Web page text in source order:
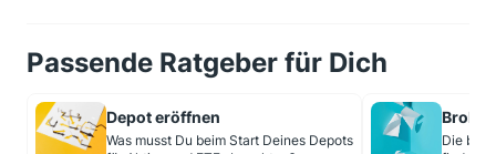
Passende Ratgeber für Dich
Depot eröffnen
Was musst Du beim Start Deines Depots
Die